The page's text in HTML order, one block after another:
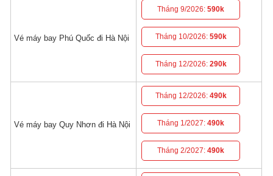
Vé máy bay Phú Quốc đi Hà Nội
Tháng 9/2026:590k
Tháng 10/2026: 590k
Tháng 12/2026: 290k
Vé máy bay Quy Nhơn đi Hà Nội
Tháng 12/2026: 490k
Tháng 1/2027:490k
Tháng 2/2027:490k